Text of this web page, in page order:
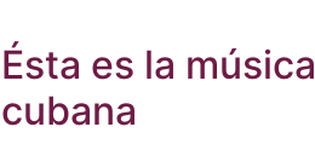
Ésta es la música
cubana